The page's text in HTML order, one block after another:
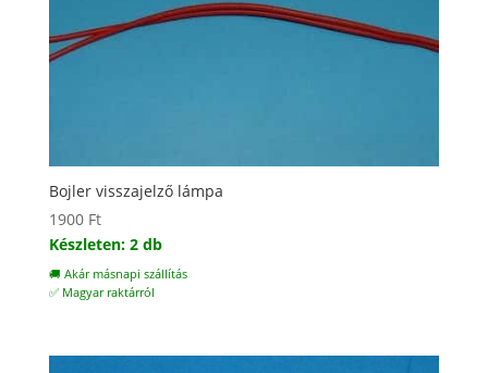
Bojler visszajelző lámpa
1900 Ft
Készleten: 2 db
🚚 Akár másnapi szállítás
✅ Magyar raktárról